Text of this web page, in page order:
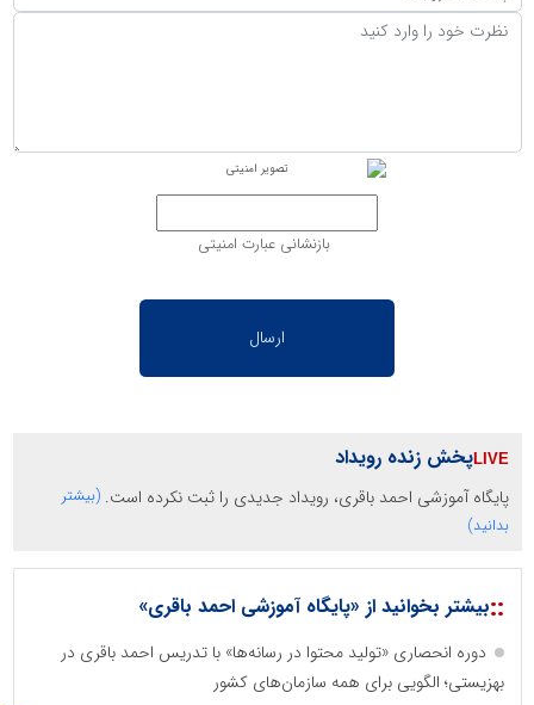
بازنشانی عبارت امنیتی
پخش زنده رویداد
پایگاه آموزشی احمد باقری، رویداد جدیدی را ثبت نکرده است. (بیشتر
بدانید)
::بیشتر بخوانید از «پایگاه آموزشی احمد باقری»
دوره انحصاری «تولید محتوا در رسانه‌ها» با تدریس احمد باقری در
بهزیستی؛ الگویی برای همه سازمان‌های کشور